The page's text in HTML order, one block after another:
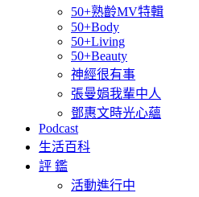
50+熟齡MV特輯
50+Body
50+Living
50+Beauty
神經很有事
張曼娟我輩中人
鄧惠文時光心蘊
Podcast
生活百科
評 鑑
活動進行中